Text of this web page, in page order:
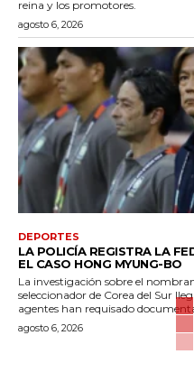
reina y los promotores.
agosto 6, 2026
DEPORTES
LA POLICÍA REGISTRA LA
EL CASO HONG MYUNG-BO
La investigación sobre el
seleccionador de Corea del Sur
agentes han requisado
agosto 6, 2026